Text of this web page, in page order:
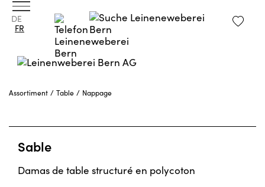
DE
FR
Assortiment Table Nappage
Sable
Damas de table structuré en polycoton